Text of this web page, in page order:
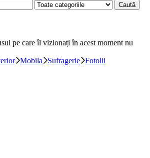
Caută
pe care îl vizionați în acest moment nu
Mobila Sufragerie Fotolii